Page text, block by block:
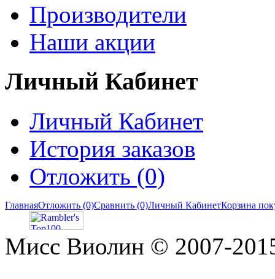
Производители
Наши акции
Личный Кабинет
Личный Кабинет
История заказов
Отложить (0)
ГлавнаяОтложить (0)Сравнить (0)Личный КабинетКорзина
Мисс Виолин © 2007-